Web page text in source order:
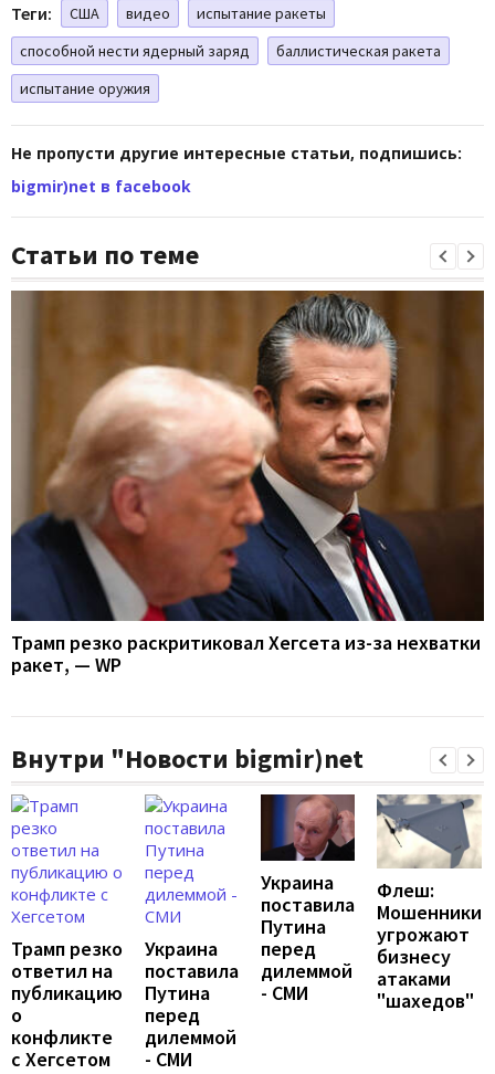
Теги: США видео
испытание ракеты
способной нести ядерный заряд
баллистическая ракета
испытание оружия
Не пропусти другие интересные статьи, подпишись:
bigmir)net в facebook
Статьи по теме
Трамп резко раскритиковал Хегсета из-за нехватки
ракет, — WP
Внутри "Новости bigmir)net
Трамп резко
ответил на
публикацию
о
конфликте
с Хегсетом
Украина
поставила
Путина
перед
дилеммой
- СМИ
Украина
поставила
Путина
перед
дилеммой
- СМИ
Флеш:
Мошенники
угрожают
бизнесу
атаками
"шахедов"